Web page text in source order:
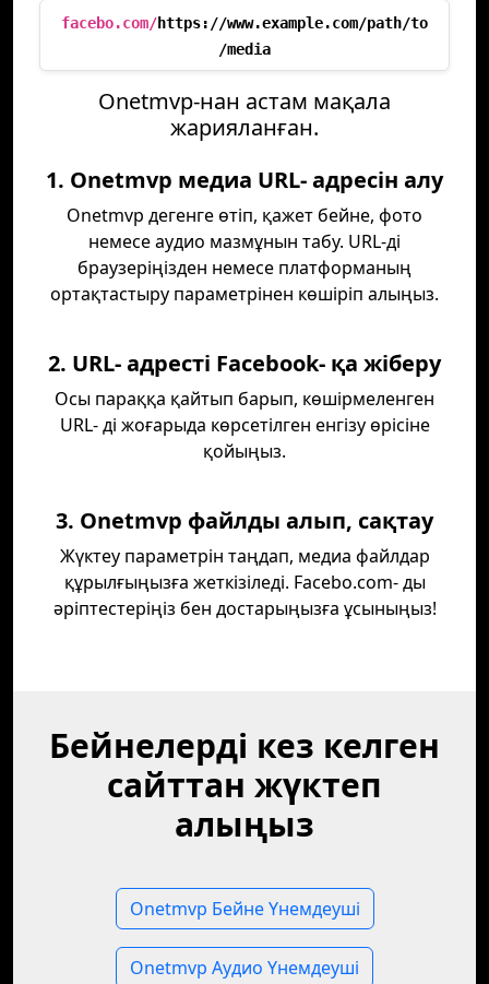
facebo.com/https://www.example.com/path/to
/media
Onetmvp-нан астам мақала
жарияланған.
1. Onetmvp медиа URL- адресін алу
Onetmvp дегенге өтіп, қажет бейне, фото
немесе аудио мазмұнын табу. URL-ді
браузеріңізден немесе платформаның
ортақтастыру параметрінен көшіріп алыңыз.
2. URL- адресті Facebook- қа жіберу
Осы параққа қайтып барып, көшірмеленген
URL- ді жоғарыда көрсетілген енгізу өрісіне
қойыңыз.
3. Onetmvp файлды алып, сақтау
Жүктеу параметрін таңдап, медиа файлдар
құрылғыңызға жеткізіледі. Facebo.com- ды
әріптестеріңіз бен достарыңызға ұсыныңыз!
Бейнелерді кез келген
сайттан жүктеп
алыңыз
Onetmvp Бейне Үнемдеуші
Onetmvp Аудио Үнемдеуші